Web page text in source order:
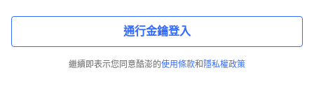
通行金鑰登入
繼續即表示您同意酷澎的使用條款和 隱私權政策